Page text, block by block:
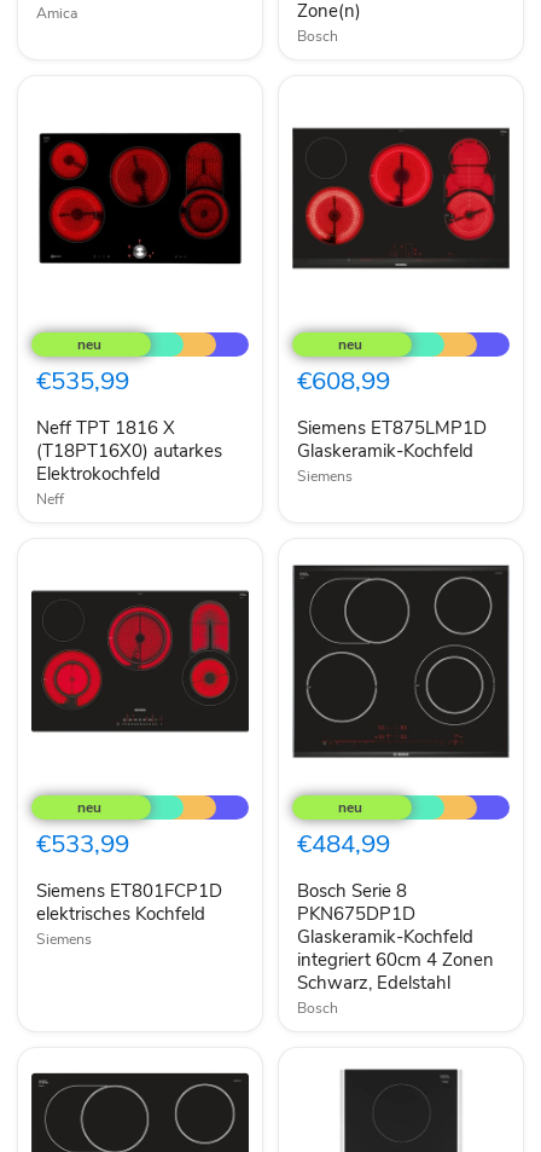
Amica
Zone(n)
Bosch
TPT
1816
X
(T18PT16X0)
Elektrokochfeld
€535,99
Neff TPT 1816 X
(T18PT16X0) autarkes
Elektrokochfeld
Neff
ET875LMP1D
Glaskeramik-
Kochfeld
€608,99
Siemens ET875LMP1D
Glaskeramik-Kochfeld
Siemens
ET801FCP1D
elektrisches
Kochfeld
€533,99
Siemens ET801FCP1D
elektrisches Kochfeld
Siemens
Serie
8
PKN675DP1D
Glaskeramik-
integriert
60cm
4
Zonen
Schwarz,
Edelstahl
€484,99
Bosch Serie 8
PKN675DP1D
Glaskeramik-Kochfeld
integriert 60cm 4 Zonen
Schwarz, Edelstahl
Bosch